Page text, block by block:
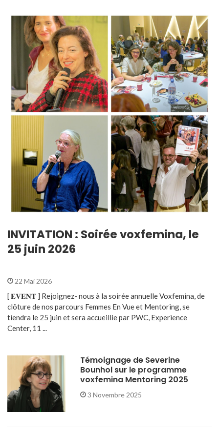
INVITATION : Soirée voxfemina, le
25 juin 2026
22 Mai 2026
[ 𝐄𝐕𝐄𝐍𝐓 ] Rejoignez- nous à la soirée annuelle Voxfemina, de
clôture de nos parcours Femmes En Vue et Mentoring, se
tiendra le 25 juin et sera accueillie par PWC, Experience
Center, 11 ...
Témoignage de Severine
Bounhol sur le programme
voxfemina Mentoring 2025
3 Novembre 2025